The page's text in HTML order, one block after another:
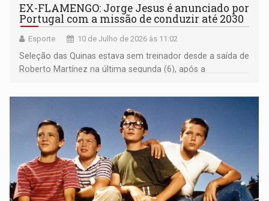
EX-FLAMENGO: Jorge Jesus é anunciado por
Portugal com a missão de conduzir até 2030
Esporte 10 de Julho de 2026 às 11:02
Seleção das Quinas estava sem treinador desde a saída de
Roberto Martínez na última segunda (6), após a